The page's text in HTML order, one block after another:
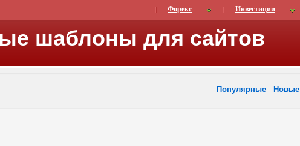
Форекс Инвестиции
шаблоны для сайтов
Популярные Новые